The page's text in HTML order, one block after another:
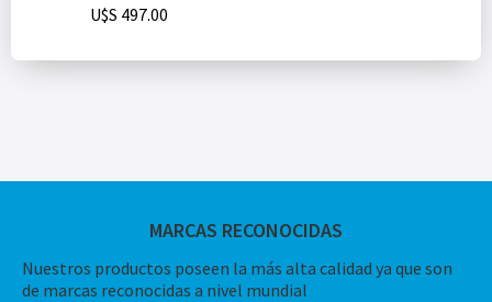
U$S 497.00
MARCAS RECONOCIDAS
Nuestros productos poseen la más alta calidad ya que son
de marcas reconocidas a nivel mundial